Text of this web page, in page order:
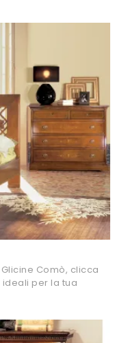
Comò, clicca
ideali per la tua